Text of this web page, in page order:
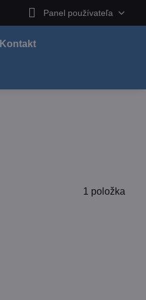
Panel používateľa
Kontakt
1 položka